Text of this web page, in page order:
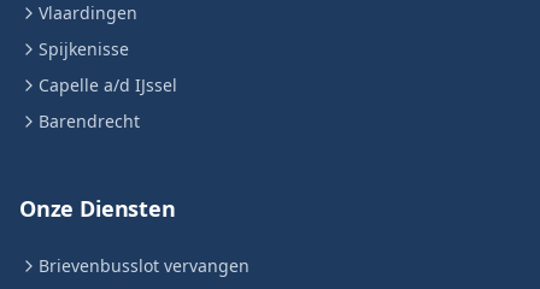
Vlaardingen
Spijkenisse
Capelle a/d IJssel
Barendrecht
Onze Diensten
Brievenbusslot vervangen